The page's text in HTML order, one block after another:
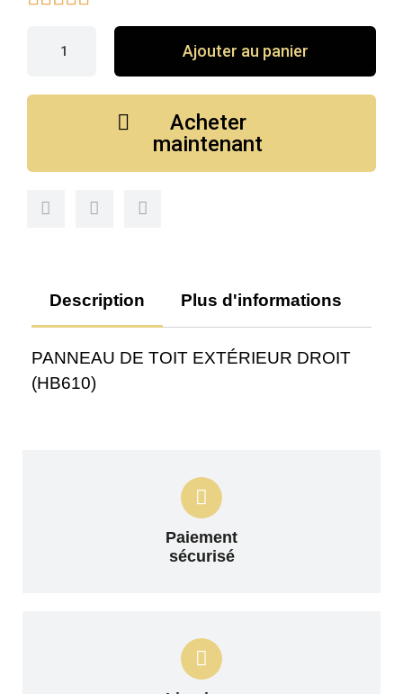
Ajouter au panier
Acheter
maintenant
Description Plus d'informations
PANNEAU DE TOIT EXTÉRIEUR DROIT
(HB610)
Paiement
sécurisé